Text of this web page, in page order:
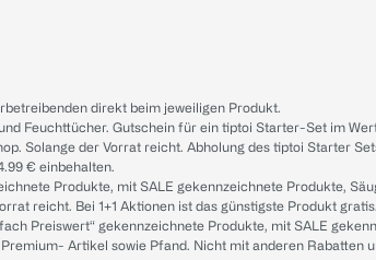
direkt beim jeweiligen Produkt.
Feuchttücher. Gutschein für ein tiptoi Starter-Set im
Solange der Vorrat reicht. Abholung des tiptoi Starter
€ einbehalten.
Produkte, mit SALE gekennzeichnete Produkte,
reicht. Bei 1+1 Aktionen ist das günstigste Produkt gratis.
Preiswert“ gekennzeichnete Produkte, mit SALE
Premium- Artikel sowie Pfand. Nicht mit anderen